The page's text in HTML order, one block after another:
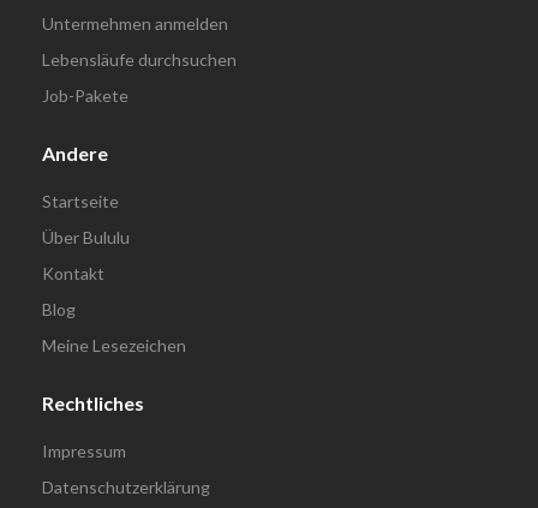
Untermehmen anmelden
Lebensläufe durchsuchen
Job-Pakete
Andere
Startseite
Über Bululu
Kontakt
Blog
Meine Lesezeichen
Rechtliches
Impressum
Datenschutzerklärung